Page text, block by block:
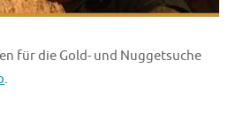
für die Gold- und Nuggetsuche
.